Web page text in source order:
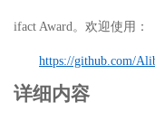
ifact Award 。欢迎使用：
https://github.com/
详细内容